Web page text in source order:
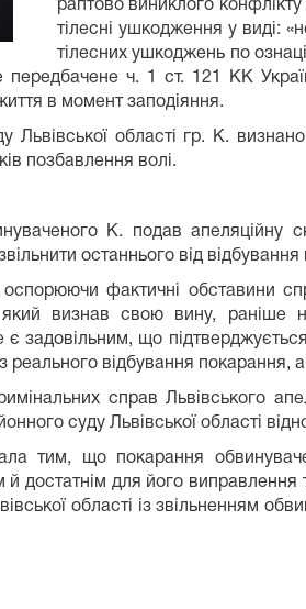
раптово виниклого конфлікту
тілесні ушкодження у виді:
тілесних ушкоджень по
ч. 1 ст. 121 КК
в момент заподіяння.
Львівської області гр. К.
позбавлення волі.
К. подав апеляційну
останнього від
фактичні обставини
визнав свою вину, раніше
є задовільним, що
відбування покарання,
справ Львівського
суду Львівської області
тим, що покарання
й достатнім для його
області із звільненням